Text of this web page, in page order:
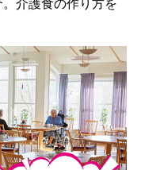
介護食の作り方を